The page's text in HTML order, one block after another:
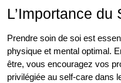
L’Importance du
Prendre soin de soi est
physique et mental optimal.
être, vous encouragez vos
privilégiée au self-care dans